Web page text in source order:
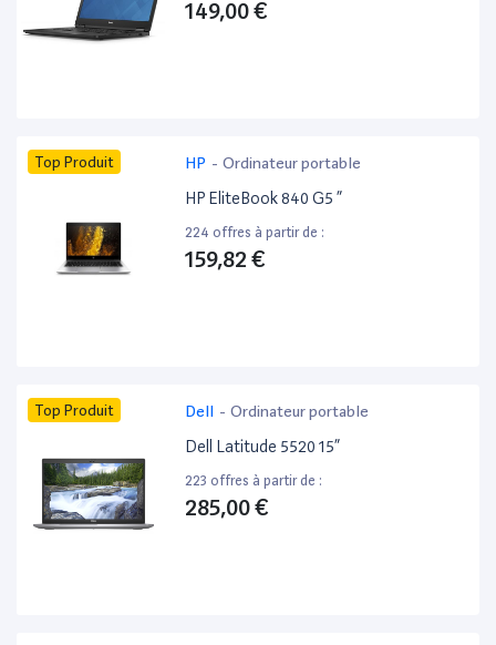
149,00 €
Top Produit HP - Ordinateur portable
HP EliteBook 840 G5 ”
224 offres à partir de :
159,82 €
Top Produit Dell - Ordinateur portable
Dell Latitude 5520 15”
223 offres à partir de :
285,00 €